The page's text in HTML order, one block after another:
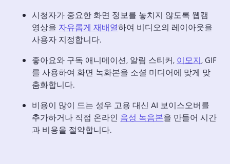
시청자가 중요한 화면 정보를 놓치지 않도록 웹캠
영상을 자유롭게 재배열하여 비디오의 레이아웃을
사용자 지정합니다.
좋아요와 구독 애니메이션, 알림 스티커, 이모지, GIF
를 사용하여 화면 녹화본을 소셜 미디어에 맞게 맞
춤화합니다.
비용이 많이 드는 성우 고용 대신 AI 보이스오버를
추가하거나 직접 온라인 음성 녹음본을 만들어 시간
과 비용을 절약합니다.